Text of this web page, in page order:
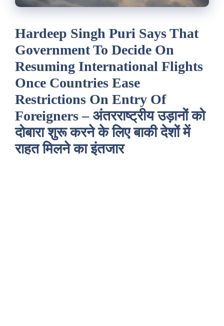
Hardeep Singh Puri Says That
Government To Decide On
Resuming International Flights
Once Countries Ease
Restrictions On Entry Of
Foreigners – अंतरराष्ट्रीय उड़ानों को
दोबारा शुरू करने के लिए बाकी देशों में
राहत मिलने का इंतजार